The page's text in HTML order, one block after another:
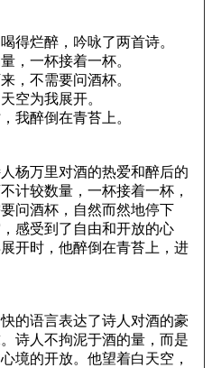
得烂醉，吟咏了两首诗。
，一杯接着一杯。
，不需要问酒杯。
空为我展开。
我醉倒在青苔上。
杨万里对酒的热爱和醉后的
计较数量，一杯接着一杯，
问酒杯，自然而然地停下
感受到了自由和开放的心
开时，他醉倒在青苔上，进
的语言表达了诗人对酒的豪
诗人不拘泥于酒的量，而是
境的开放。他望着白天空，